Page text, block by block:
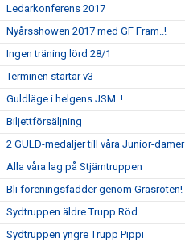
Ledarkonferens 2017
Nyårsshowen 2017 med GF Fram..!
Ingen träning lörd 28/1
Terminen startar v3
Guldläge i helgens JSM..!
Biljettförsäljning
2 GULD-medaljer till våra Junior-damer
Alla våra lag på Stjärntruppen
Bli föreningsfadder genom Gräsroten!
Sydtruppen äldre Trupp Röd
Sydtruppen yngre Trupp Pippi